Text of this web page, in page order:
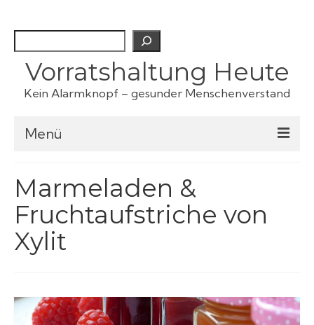
Vorratshaltung Heute
Kein Alarmknopf – gesunder Menschenverstand
Menü
Fertiggerichte
Haustiervorrat
Marmeladen &
Fruchtaufstriche von
Xylit